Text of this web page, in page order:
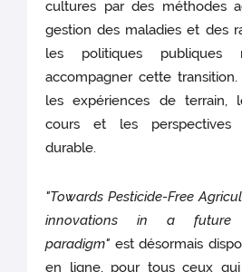
cultures par des méthodes
gestion des maladies et des
les politiques publiques
accompagner cette
les expériences de terrain,
cours et les perspectives
durable.
"Towards Pesticide-Free
innovations in a future
paradigm" est désormais
en ligne, pour tous ceux